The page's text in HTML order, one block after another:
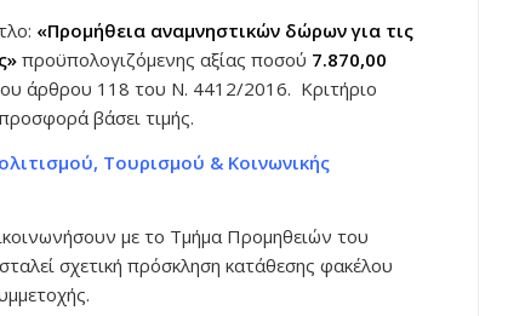
«Προμήθεια αναμνηστικών δώρων για τις
προϋπολογιζόμενης αξίας ποσού 7.870,00
άρθρου 118 του Ν. 4412/2016. Κριτήριο
βάσει τιμής.
Τουρισμού & Κοινωνικής
με το Τμήμα Προμηθειών του
σχετική πρόσκληση κατάθεσης φακέλου